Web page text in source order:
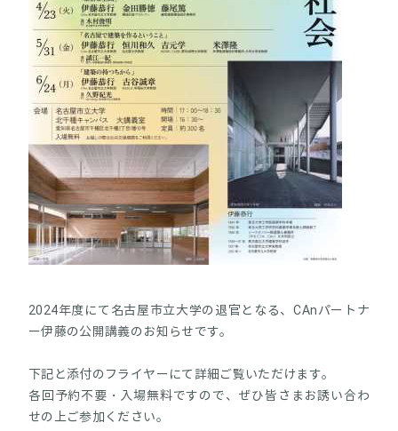
2024年度にて名古屋市立大学の退官となる、CAnパートナ
ー伊藤の公開講義のお知らせです。
下記と添付のフライヤーにて詳細ご覧いただけます。
各回予約不要・入場無料ですので、ぜひ皆さまお誘い合わ
せの上ご参加ください。